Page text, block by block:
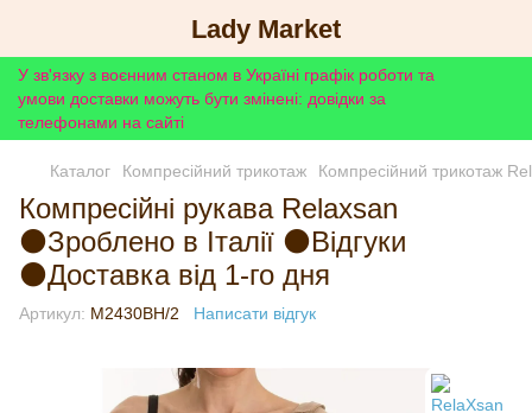
Lady Market
У зв'язку з воєнним станом в Україні графік роботи та
умови доставки можуть бути змінені: довідки за
телефонами на сайті
Каталог Компресійний трикотаж Компресійний трикотаж
Компресійні рукава Relaxsan
⚫Зроблено в Італії ⚫Відгуки
⚫Доставка від 1-го дня
Артикул: M2430BH/2 Написати відгук